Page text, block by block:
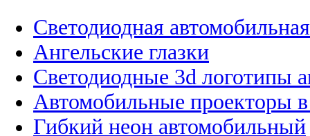
Светодиодная
Ангельские глазки
Светодиодные 3d логотипы
Автомобильные проекторы
Гибкий неон автомобильный